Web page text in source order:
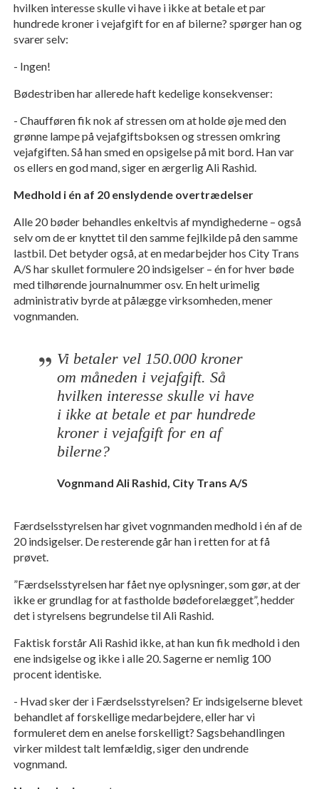
hvilken interesse skulle vi have i ikke at betale et par
hundrede kroner i vejafgift for en af bilerne? spørger han og
svarer selv:
- Ingen!
Bødestriben har allerede haft kedelige konsekvenser:
- Chaufføren fik nok af stressen om at holde øje med den
grønne lampe på vejafgiftsboksen og stressen omkring
vejafgiften. Så han smed en opsigelse på mit bord. Han var
os ellers en god mand, siger en ærgerlig Ali Rashid.
Medhold i én af 20 enslydende overtrædelser
Alle 20 bøder behandles enkeltvis af myndighederne – også
selv om de er knyttet til den samme fejlkilde på den samme
lastbil. Det betyder også, at en medarbejder hos City Trans
A/S har skullet formulere 20 indsigelser – én for hver bøde
med tilhørende journalnummer osv. En helt urimelig
administrativ byrde at pålægge virksomheden, mener
vognmanden.
Vi betaler vel 150.000 kroner
om måneden i vejafgift. Så
hvilken interesse skulle vi have
i ikke at betale et par hundrede
kroner i vejafgift for en af
bilerne?
Vognmand Ali Rashid, City Trans A/S
Færdselsstyrelsen har givet vognmanden medhold i én af de
20 indsigelser. De resterende går han i retten for at få
prøvet.
”Færdselsstyrelsen har fået nye oplysninger, som gør, at der
ikke er grundlag for at fastholde bødeforelægget”, hedder
det i styrelsens begrundelse til Ali Rashid.
Faktisk forstår Ali Rashid ikke, at han kun fik medhold i den
ene indsigelse og ikke i alle 20. Sagerne er nemlig 100
procent identiske.
- Hvad sker der i Færdselsstyrelsen? Er indsigelserne blevet
behandlet af forskellige medarbejdere, eller har vi
formuleret dem en anelse forskelligt? Sagsbehandlingen
virker mildest talt lemfældig, siger den undrende
vognmand.